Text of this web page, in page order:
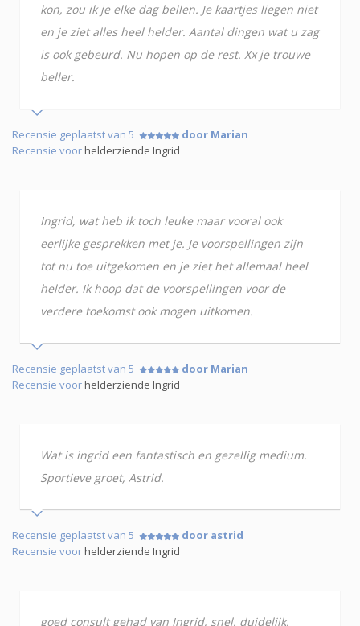
kon, zou ik je elke dag bellen. Je kaartjes liegen niet
en je ziet alles heel helder. Aantal dingen wat u zag
is ook gebeurd. Nu hopen op de rest. Xx je trouwe
beller.
Recensie geplaatst van 5
door Marian
Recensie voorhelderziende Ingrid
Ingrid, wat heb ik toch leuke maar vooral ook
eerlijke gesprekken met je. Je voorspellingen zijn
tot nu toe uitgekomen en je ziet het allemaal heel
helder. Ik hoop dat de voorspellingen voor de
verdere toekomst ook mogen uitkomen.
Recensie geplaatst van 5
door Marian
Recensie voorhelderziende Ingrid
Wat is ingrid een fantastisch en gezellig medium.
Sportieve groet, Astrid.
Recensie geplaatst van 5
door astrid
Recensie voorhelderziende Ingrid
goed consult gehad van Ingrid, snel, duidelijk,